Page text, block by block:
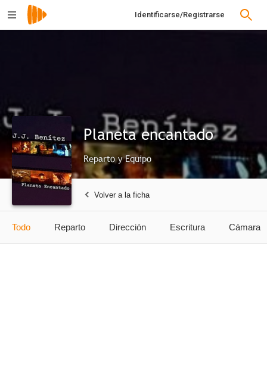
Identificarse/Registrarse
Planeta encantado
Reparto y Equipo
Volver a la ficha
Todo Reparto Dirección Escritura Cámara